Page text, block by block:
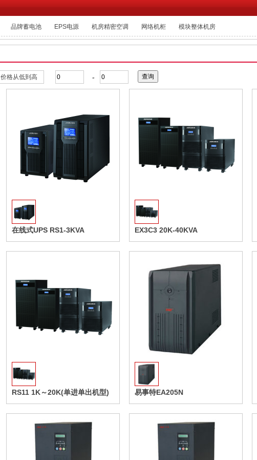
品牌蓄电池 EPS电源 机房精密空调 网络机柜 模块整体机房
价格从低到高 -
在线式UPS RS1-3KVA EX3C3 20K-40KVA
RS11 1K～20K(单进单出机型) 易事特EA205N